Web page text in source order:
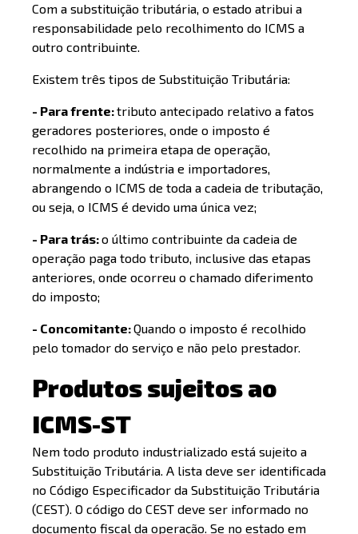
Com a substituição tributária, o estado atribui a
responsabilidade pelo recolhimento do ICMS a
outro contribuinte.
Existem três tipos de Substituição Tributária:
- Para frente:tributo antecipado relativo a fatos
geradores posteriores, onde o imposto é
recolhido na primeira etapa de operação,
normalmente a indústria e importadores,
abrangendo o ICMS de toda a cadeia de tributação,
ou seja, o ICMS é devido uma única vez;
- Para trás:o último contribuinte da cadeia de
operação paga todo tributo, inclusive das etapas
anteriores, onde ocorreu o chamado diferimento
do imposto;
- Concomitante:Quando o imposto é recolhido
pelo tomador do serviço e não pelo prestador.
Produtos sujeitos ao
ICMS-ST
Nem todo produto industrializado está sujeito a
Substituição Tributária. A lista deve ser identificada
no Código Especificador da Substituição Tributária
(CEST). O código do CEST deve ser informado no
documento fiscal da operação. Se no estado em